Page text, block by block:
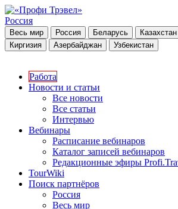
Россия
Весь мир Россия Беларусь Казахстан
Киргизия
Азербайджан Узбекистан
Работа
Новости и статьи
Все новости
Все статьи
Интервью
Вебинары
Расписание вебинаров
Каталог записей вебинаров
Редакционные эфиры
TourWiki
Поиск партнёров
Россия
Весь мир